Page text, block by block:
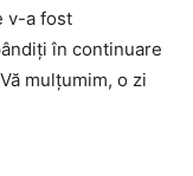
v-a fost
în continuare
mulţumim, o zi